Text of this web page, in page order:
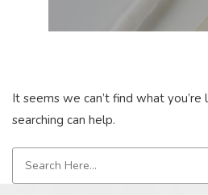
It seems we can’t find what you’re
searching can help.